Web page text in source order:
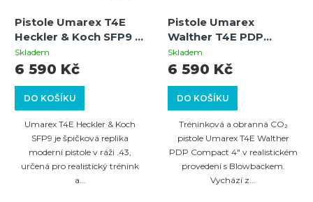
Pistole Umarex T4E
Heckler & Koch SFP9 –
autentická tréninková
zbraň
Skladem
DO KOŠÍKU
6 590 Kč
Umarex T4E Heckler & Koch
SFP9 je špičková replika
moderní pistole v ráži .43,
určená pro realistický trénink
a...
Pistole Umarex
Walther T4E PDP
Compact 4" | CO₂ |
Blowback | Cal.43 | 8
Skladem
DO KOŠÍKU
6 590 Kč
Tréninková a obranná CO₂
pistole Umarex T4E Walther
PDP Compact 4" v realistickém
provedení s Blowbackem.
Vychází z...